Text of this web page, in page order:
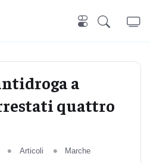
a
quattro
Articoli
Marche